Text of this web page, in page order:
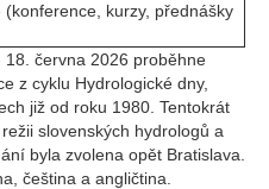
(konference, kurzy, přednášky
června 2026 proběhne
z cyklu Hydrologické dny,
již od roku 1980. Tentokrát
slovenských hydrologů a
byla zvolena opět Bratislava.
čeština a angličtina.